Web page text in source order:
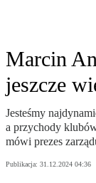
Marcin
jeszcze
Jesteśmy
a przychody
mówi prezes
Publikacja: 31.12.2024 04:36